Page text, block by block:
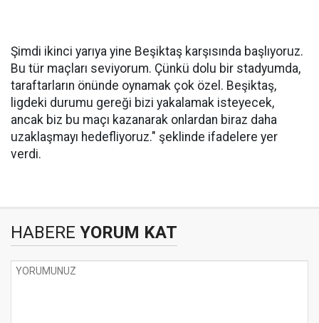
Şimdi ikinci yarıya yine Beşiktaş karşısında başlıyoruz.
Bu tür maçları seviyorum. Çünkü dolu bir stadyumda,
taraftarların önünde oynamak çok özel. Beşiktaş,
ligdeki durumu gereği bizi yakalamak isteyecek,
ancak biz bu maçı kazanarak onlardan biraz daha
uzaklaşmayı hedefliyoruz." şeklinde ifadelere yer
verdi.
HABERE YORUM KAT